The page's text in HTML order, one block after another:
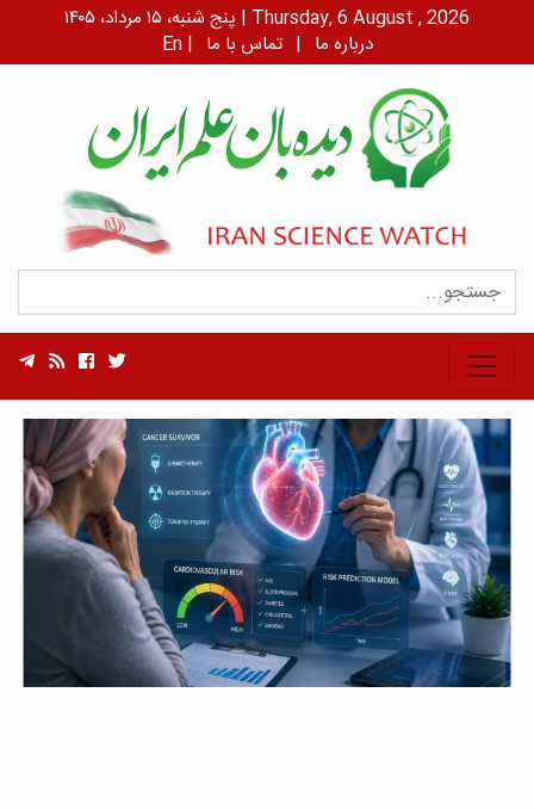
پنج شنبه، ۱۵ مرداد، ۱۴۰۵ | Thursday, 6 August , 2026
En | درباره ما | تماس با ما